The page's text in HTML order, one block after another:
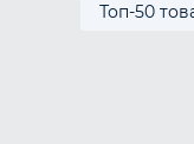
Топ-50